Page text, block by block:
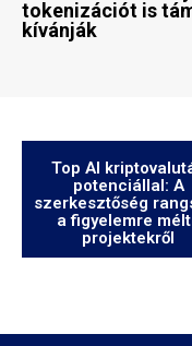
Cookie-szabályzat (EU)